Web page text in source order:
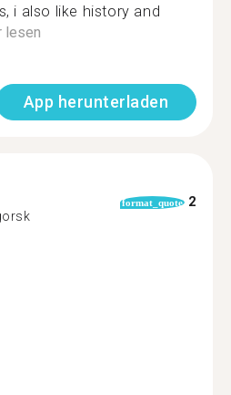
i also like history and
lesen
App herunterladen
format_quote 2